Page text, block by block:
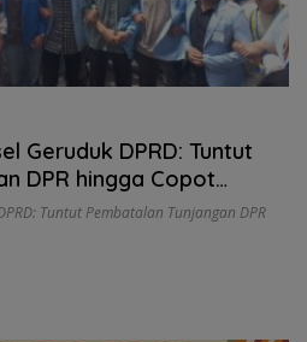
Geruduk DPRD: Tuntut
DPR hingga Copot
Tuntut Pembatalan Tunjangan DPR